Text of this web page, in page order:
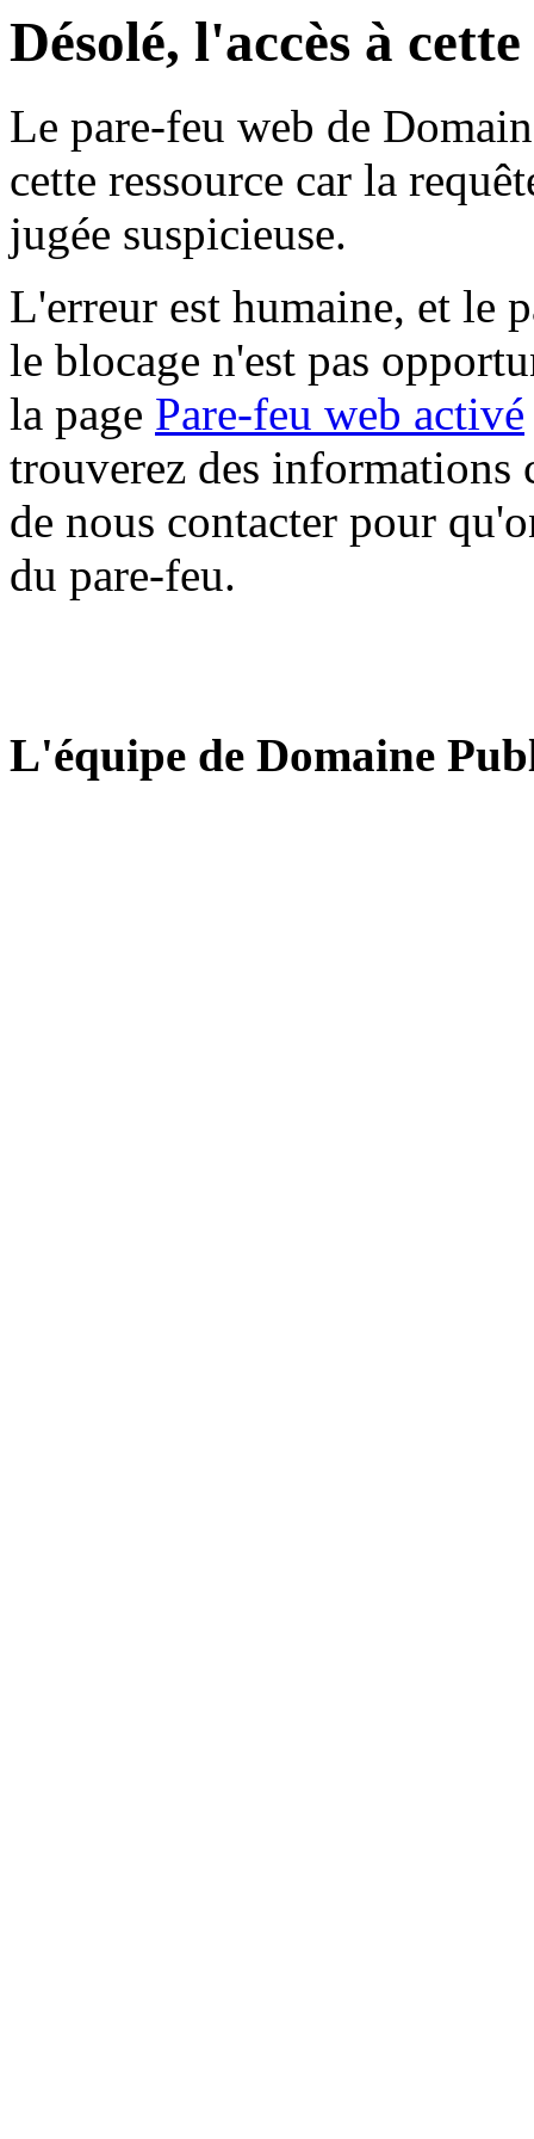
Désolé, l'accès à
Le pare-feu web de
cette ressource car la
jugée suspicieuse.
L'erreur est humaine, et le
le blocage n'est pas
la page Pare-feu web activé
trouverez des informations
de nous contacter pour
du pare-feu.
L'équipe de Domaine